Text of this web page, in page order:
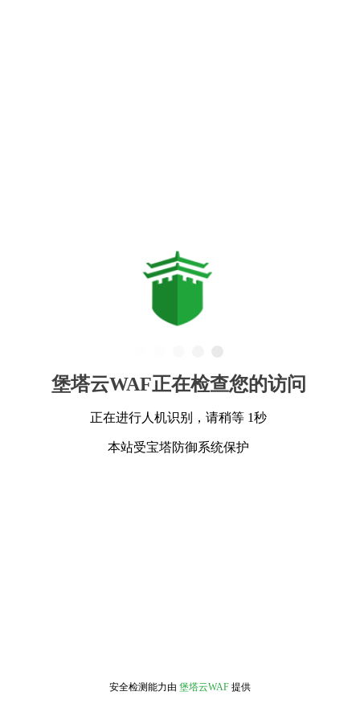
堡塔云WAF正在检查您的访问
正在进行人机识别，请稍等 1秒
本站受宝塔防御系统保护
安全检测能力由 堡塔云WAF 提供